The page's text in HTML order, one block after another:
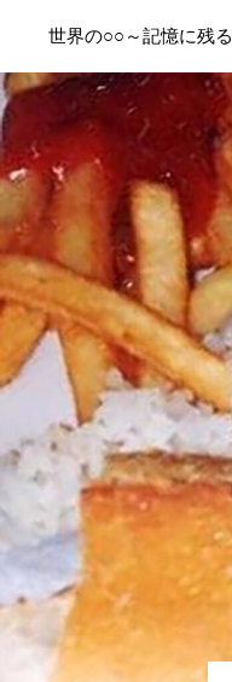
世界の○○～記憶に残